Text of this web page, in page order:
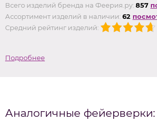
Всего изделий бренда на Феерия.ру: 857
Ассортимент изделий в наличии: 62
Средний рейтинг изделий:
Подробнее
Аналогичные фейерверки: